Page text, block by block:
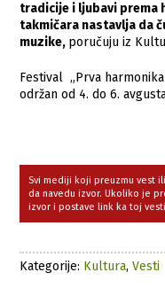
tradicije i ljubavi prema
takmičara nastavlja da
muzike, poručuju iz
Festival „Prva
održan od 4. do 6.
Svi mediji koji preuzmu vest
da navedu izvor. Ukoliko je
izvor i postave link ka toj
Kategorije: Kultura,Vesti